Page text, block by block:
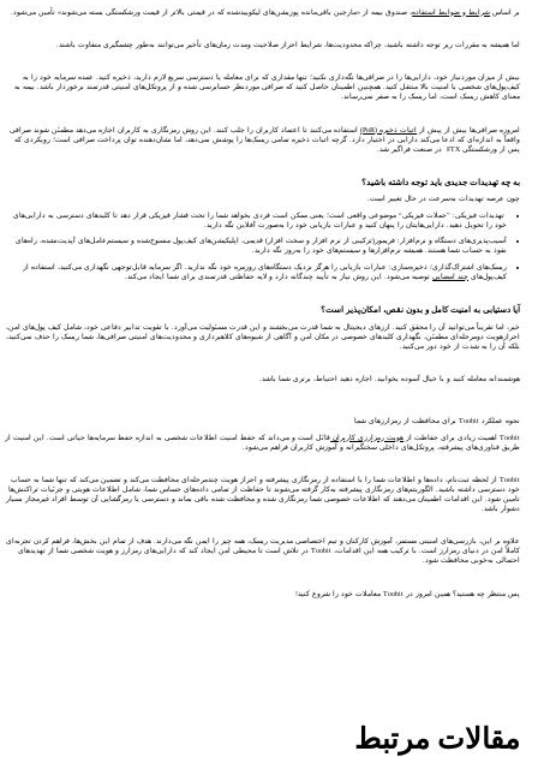
بر اساس شرایط و ضوابط استفاده، صندوق بیمه از «مارجین باقی‌مانده پوزیشن‌های لیکوییدشده که در قیمتی بالاتر از قیمت ورشکستگی بسته می‌شوند» تأمین می‌شود.
اما همیشه به مقررات ریز توجه داشته باشید، چراکه محدودیت‌ها، شرایط احراز صلاحیت ومدت زمان‌های تأخیر می‌توانند به‌طور چشمگیری متفاوت باشند.
بیش از میزان موردنیاز خود، دارایی‌ها را در صرافی‌ها نگه‌داری نکنید؛ تنها مقداری که برای معامله یا دسترسی سریع لازم دارید، ذخیره کنید. عمده سرمایه خود را به
کیف‌پول‌های شخصی با امنیت بالا منتقل کنید. همچنین اطمینان حاصل کنید که صرافی موردنظر حسابرسی شده و از پروتکل‌های امنیتی قدرتمند برخوردار باشد. بیمه به
معنای کاهش ریسک است، اما ریسک را به صفر نمی‌رساند.
امروزه صرافی‌ها بیش از پیش از اثبات ذخیره (PoR)
استفاده می‌کنند تا اعتماد کاربران را جلب کنند. این روش رمزنگاری به کاربران اجازه می‌دهد مطمئن شوند صرافی
واقعاً به اندازه‌ای که ادعا می‌کند دارایی در اختیار دارد. گرچه اثبات ذخیره تمامی ریسک‌ها را پوشش نمی‌دهد، اما نشان‌دهنده توان پرداخت صرافی است؛ رویکردی که
پس از ورشکستگی FTX در صنعت فراگیر شد.
به چه تهدیدات جدیدی باید توجه داشته باشید؟
چون عرصه تهدیدات به‌سرعت در حال تغییر است.
تهدیدات فیزیکی: ”حملات فیزیکی“ موضوعی واقعی است؛ یعنی ممکن است فردی بخواهد شما را تحت فشار فیزیکی قرار دهد تا کلیدهای دسترسی به دارایی‌های
خود را تحویل دهید. دارایی‌هایتان را پنهان کنید و عبارات بازیابی خود را به‌صورت آفلاین نگه دارید.
آسیب‌پذیری‌های دستگاه و نرم‌افزار: فریمور(ترکیبی از نرم افزار و سخت افزار) قدیمی، اپلیکیشن‌های کیف‌پول منسوخ‌شده و سیستم‌عامل‌های آپدیت‌نشده، راه‌های
نفوذ به حساب شما هستند. همیشه نرم‌افزارها و سیستم‌های خود را به‌روز نگه دارید.
ریسک‌های اشتراک‌گذاری/ ذخیره‌سازی: عبارات بازیابی را هرگز نزدیک دستگاه‌های روزمره خود نگه ندارید. اگر سرمایه قابل‌توجهی نگهداری می‌کنید، استفاده از
کیف‌پول‌های چند امضایی توصیه می‌شود. این روش نیاز به تأیید چندگانه دارد و لایه حفاظتی قدرتمندی برای شما ایجاد می‌کند.
آیا دستیابی به امنیت کامل و بدون نقص، امکان‌پذیر است؟
خیر، اما تقریباً می‌توانید آن را محقق کنید. ارزهای دیجیتال به شما قدرت می‌بخشند و این قدرت مسئولیت می‌آورد. با تقویت تدابیر دفاعی خود، شامل کیف پول‌های امن،
احرازهویت دومرحله‌ای مطمئن، نگهداری کلیدهای خصوصی در مکان امن و آگاهی از شیوه‌های کلاهبرداری‌ و محدودیت‌های امنیتی صرافی‌ها، شما ریسک را حذف نمی‌کنید،
بلکه آن را به شدت از خود دور می‌کنید.
هوشمندانه معامله کنید و با خیال آسوده بخوابید. اجازه دهید احتیاط، برتری شما باشد.
نحوه عملکرد Toobit برای محافظت از رمزارزهای شما
Toobit اهمیت زیادی برای حفاظت از هویت رمزارزی کاربران قائل است و می‌داند که حفظ امنیت اطلاعات شخصی به اندازه حفظ سرمایه‌ها حیاتی است. این امنیت از
طریق فناوری‌های پیشرفته، پروتکل‌های داخلی سختگیرانه و آموزش کاربران فراهم می‌شود.
Toobit از لحظه ثبت‌نام، داده‌ها و اطلاعات شما را با استفاده از رمزنگاری پیشرفته و احراز هویت چندمرحله‌ای محافظت می‌کند و تضمین می‌کند که تنها شما به حساب
خود دسترسی داشته باشید. الگوریتم‌های رمزنگاری پیشرفته به‌کار گرفته می‌شوند تا حفاظت از تمامی داده‌های حساس شما، شامل اطلاعات هویتی و جزئیات تراکنش‌ها
تامین شود. این اقدامات اطمینان می‌دهند که اطلاعات خصوصی شما رمزنگاری شده و محافظت شده باقی بماند و دسترسی یا رمزگشایی آن توسط افراد غیرمجاز بسیار
دشوار باشد.
علاوه بر این، بازرسی‌های امنیتی مستمر، آموزش کارکنان و تیم اختصاصی مدیریت ریسک، همه چیز را ایمن نگه می‌دارند. هدف از تمام این بخش‌ها، فراهم کردن تجربه‌ای
کاملاً امن در دنیای رمزارز است. با ترکیب همه این اقدامات، Toobit در تلاش است تا محیطی امن ایجاد کند که دارایی‌های رمزارز و هویت شخصی شما از تهدیدهای
احتمالی به‌خوبی محافظت شود.
پس منتظر چه هستید؟ همین امروز در Toobit معاملات خود را شروع کنید!
مقالات مرتبط